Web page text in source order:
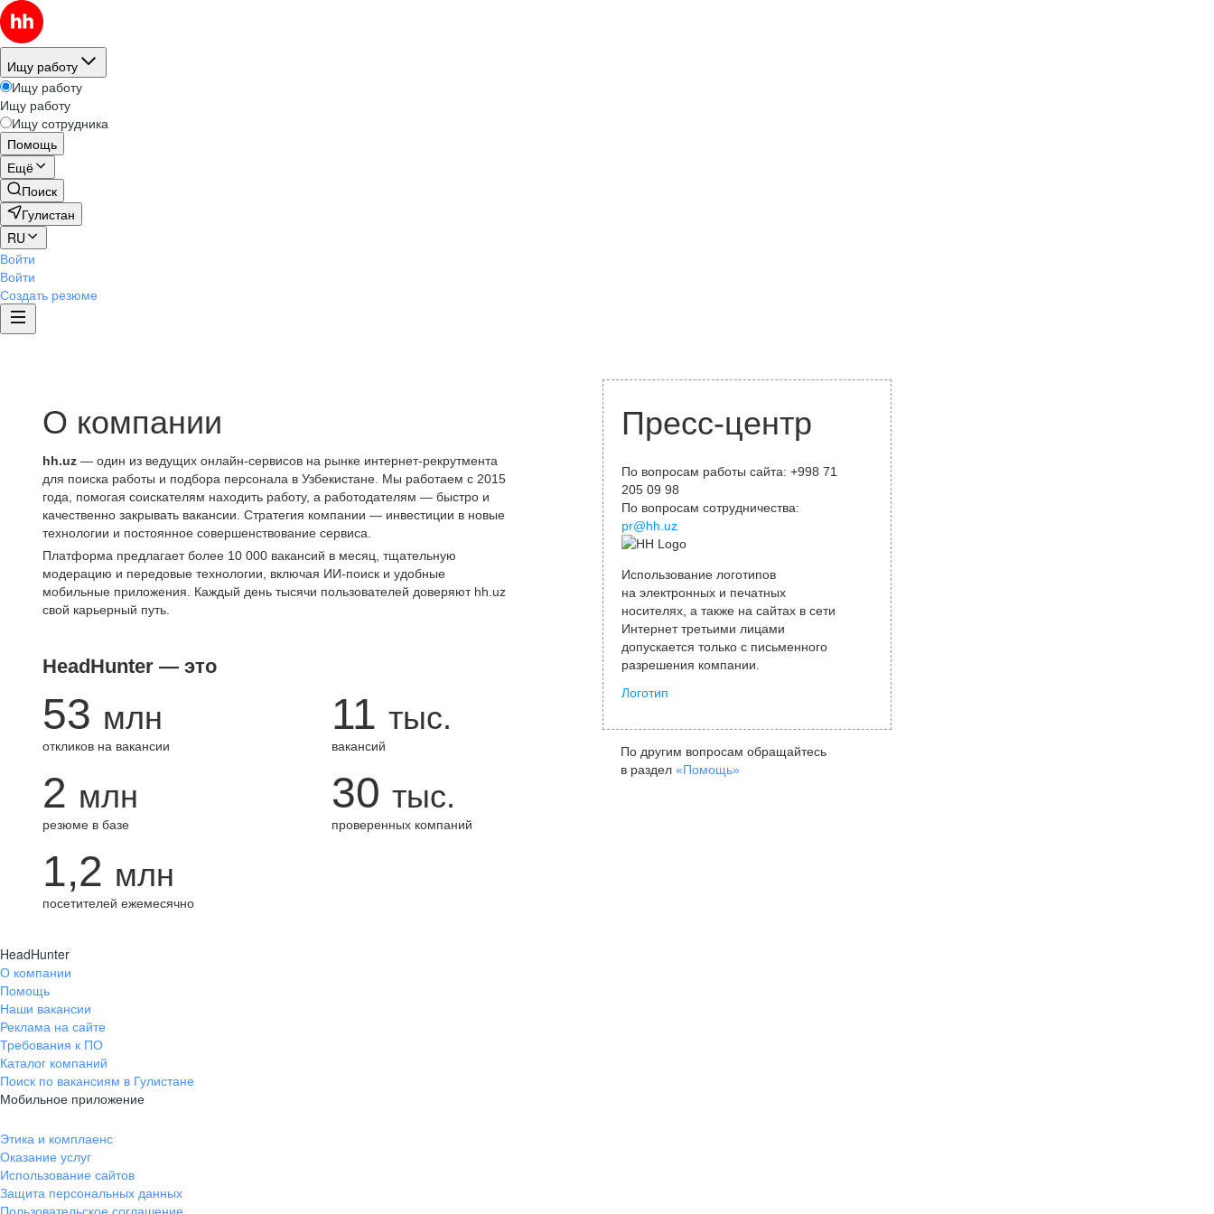
Ищу работу
Ищу работу
Ищу работу
Ищу сотрудника
Помощь
Ещё
Поиск
Гулистан
RU
Войти
Войти
Создать резюме
О компании
hh.uz — один из ведущих онлайн-сервисов на рынке интернет-рекрутмента
для поиска работы и подбора персонала в Узбекистане. Мы работаем с 2015
года, помогая соискателям находить работу, а работодателям — быстро и
качественно закрывать вакансии. Стратегия компании — инвестиции в новые
технологии и постоянное совершенствование сервиса.
Платформа предлагает более 10 000 вакансий в месяц, тщательную
модерацию и передовые технологии, включая ИИ-поиск и удобные
мобильные приложения. Каждый день тысячи пользователей доверяют hh.uz
свой карьерный путь.
HeadHunter — это
53 млн
откликов на вакансии
11 тыс.
вакансий
2 млн
резюме в базе
30 тыс.
проверенных компаний
1,2 млн
посетителей ежемесячно
Пресс-центр
По вопросам работы сайта: +998 71
205 09 98
По вопросам сотрудничества:
pr@hh.uz
Использование логотипов
на электронных и печатных
носителях, а также на сайтах в сети
Интернет третьими лицами
допускается только с письменного
разрешения компании.
Логотип
По другим вопросам обращайтесь
в раздел «Помощь»
HeadHunter
О компании
Помощь
Наши вакансии
Реклама на сайте
Требования к ПО
Каталог компаний
Поиск по вакансиям в Гулистане
Мобильное приложение
Этика и комплаенс
Оказание услуг
Использование сайтов
Защита персональных данных
Пользовательское соглашение